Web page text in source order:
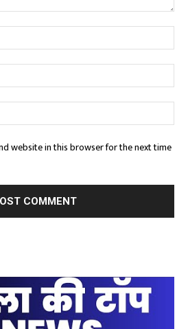
website in this browser for the next time